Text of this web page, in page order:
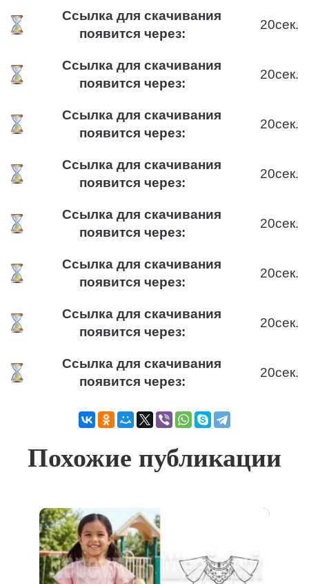
Ссылка для скачивания
появится через:
20сек.
Ссылка для скачивания
появится через:
20сек.
Ссылка для скачивания
появится через:
20сек.
Ссылка для скачивания
появится через:
20сек.
Ссылка для скачивания
появится через:
20сек.
Ссылка для скачивания
появится через:
20сек.
Ссылка для скачивания
появится через:
20сек.
Ссылка для скачивания
появится через:
20сек.
Похожие публикации